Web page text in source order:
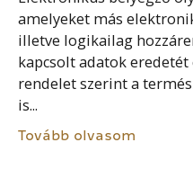
amelyeket más
illetve logikailag
kapcsolt adatok eredetét
rendelet szerint a
is...
Tovább olvasom